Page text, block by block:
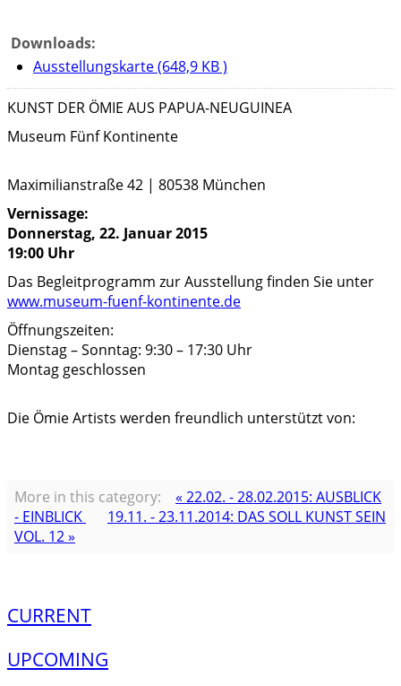
Downloads:
Ausstellungskarte (648,9 KB )
KUNST DER ÖMIE AUS PAPUA-NEUGUINEA
Museum Fünf Kontinente
Maximilianstraße 42 | 80538 München
Vernissage:
Donnerstag, 22. Januar 2015
19:00 Uhr
Das Begleitprogramm zur Ausstellung finden Sie unter
www.museum-fuenf-kontinente.de
Öffnungszeiten:
Dienstag – Sonntag: 9:30 – 17:30 Uhr
Montag geschlossen
Die Ömie Artists werden freundlich unterstützt von:
More in this category:
« 22.02. - 28.02.2015: AUSBLICK
- EINBLICK
19.11. - 23.11.2014: DAS SOLL KUNST SEIN
VOL. 12 »
CURRENT
UPCOMING